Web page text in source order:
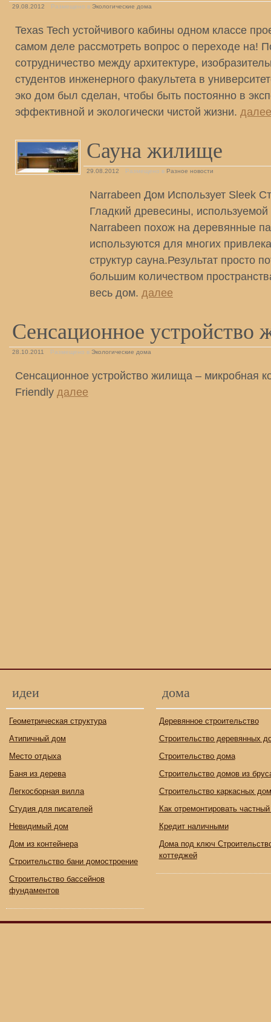
29.08.2012 Размещено в Экологические дома
Texas Tech устойчивого кабины одном классе
самом деле рассмотреть вопрос о переходе на!
сотрудничество между архитектуре,
студентов инженерного факультета в
эко дом был сделан, чтобы быть постоянно в
эффективной и экологически чистой жизни. далее
Сауна жилище
29.08.2012 Размещено в Разное новости
Narrabeen Дом Использует Sleek
Гладкий древесины,
Narrabeen похож на деревянные
используются для многих
структур сауна.Результат просто
большим количеством
весь дом. далее
Сенсационное устройство
28.10.2011 Размещено в Экологические дома
Сенсационное устройство жилища – микробная
Friendly далее
идеи
Геометрическая структура
Атипичный дом
Место отдыха
Баня из дерева
Легкосборная вилла
Студия для писателей
Невидимый дом
Дом из контейнера
Строительство бани домостроение
Строительство бассейнов
фундаментов
дома
Деревянное строительство
Строительство деревянных
Строительство дома
Строительство домов из
Строительство каркасных
Как отремонтировать
Кредит наличными
Дома под ключ
коттеджей